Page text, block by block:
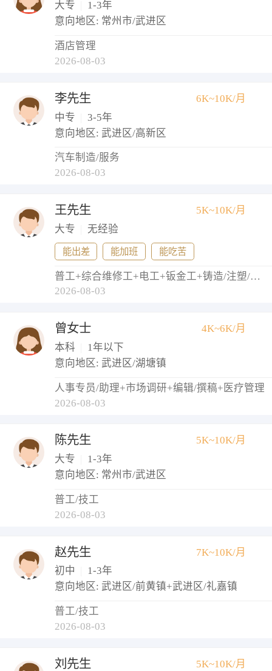
大专
1-3年
意向地区: 常州市/武进区
酒店管理
2026-08-03
李先生
6K~10K/月
中专
3-5年
意向地区: 武进区/高新区
汽车制造/服务
2026-08-03
王先生
5K~10K/月
大专
无经验
能出差 能加班 能吃苦
普工+综合维修工+电工+钣金工+铸造/注塑/模具工
2026-08-03
曾女士
4K~6K/月
本科
1年以下
意向地区: 武进区/湖塘镇
人事专员/助理+市场调研+编辑/撰稿+医疗管理
2026-08-03
陈先生
5K~10K/月
大专
1-3年
意向地区: 常州市/武进区
普工/技工
2026-08-03
赵先生
7K~10K/月
初中
1-3年
意向地区: 武进区/前黄镇+武进区/礼嘉镇
普工/技工
2026-08-03
刘先生
5K~10K/月